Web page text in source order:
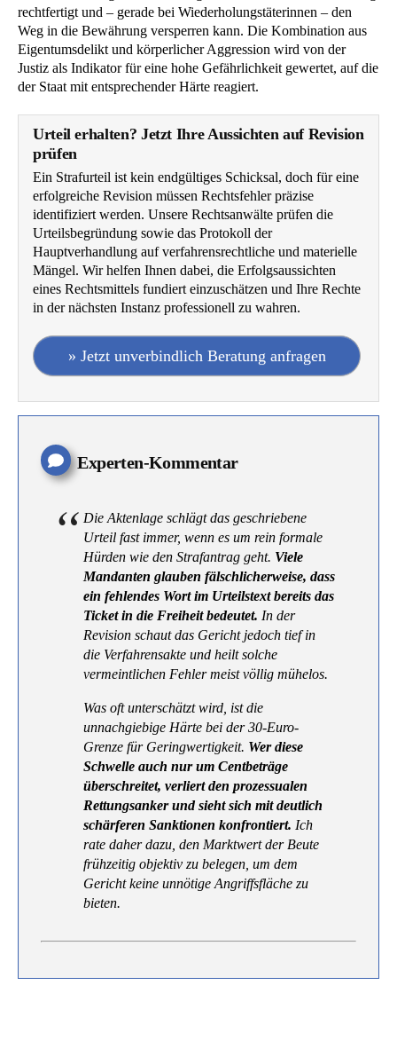
rechtfertigt und – gerade bei Wiederholungstäterinnen – den
Weg in die Bewährung versperren kann. Die Kombination aus
Eigentumsdelikt und körperlicher Aggression wird von der
Justiz als Indikator für eine hohe Gefährlichkeit gewertet, auf die
der Staat mit entsprechender Härte reagiert.
Urteil erhalten? Jetzt Ihre Aussichten auf Revision
prüfen
Ein Strafurteil ist kein endgültiges Schicksal, doch für eine
erfolgreiche Revision müssen Rechtsfehler präzise
identifiziert werden. Unsere Rechtsanwälte prüfen die
Urteilsbegründung sowie das Protokoll der
Hauptverhandlung auf verfahrensrechtliche und materielle
Mängel. Wir helfen Ihnen dabei, die Erfolgsaussichten
eines Rechtsmittels fundiert einzuschätzen und Ihre Rechte
in der nächsten Instanz professionell zu wahren.
» Jetzt unverbindlich Beratung anfragen
Experten-Kommentar
Die Aktenlage schlägt das geschriebene
Urteil fast immer, wenn es um rein formale
Hürden wie den Strafantrag geht. Viele
Mandanten glauben fälschlicherweise, dass
ein fehlendes Wort im Urteilstext bereits das
Ticket in die Freiheit bedeutet. In der
Revision schaut das Gericht jedoch tief in
die Verfahrensakte und heilt solche
vermeintlichen Fehler meist völlig mühelos.
Was oft unterschätzt wird, ist die
unnachgiebige Härte bei der 30-Euro-
Grenze für Geringwertigkeit. Wer diese
Schwelle auch nur um Centbeträge
überschreitet, verliert den prozessualen
Rettungsanker und sieht sich mit deutlich
schärferen Sanktionen konfrontiert. Ich
rate daher dazu, den Marktwert der Beute
frühzeitig objektiv zu belegen, um dem
Gericht keine unnötige Angriffsfläche zu
bieten.